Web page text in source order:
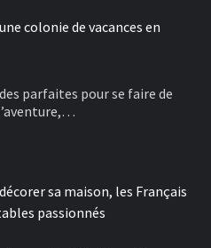
colonie de vacances en
parfaites pour se faire de
sa maison, les Français
passionnés